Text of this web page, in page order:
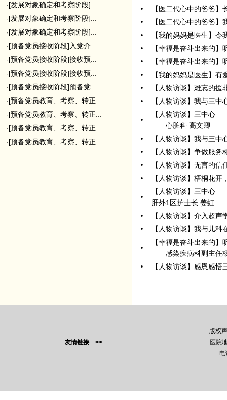
·[发展对象确定和考察阶段]...
·[发展对象确定和考察阶段]...
·[发展对象确定和考察阶段]...
·[预备党员接收阶段]入党介...
·[预备党员接收阶段]接收预...
·[预备党员接收阶段]接收预...
·[预备党员接收阶段]预备党...
·[预备党员教育、考察、转正...
·[预备党员教育、考察、转正...
·[预备党员教育、考察、转正...
·[预备党员教育、考察、转正...
• 【医二代心中的爸爸
• 【医二代心中的爸爸
• 【我的妈妈是医生】
• 【幸福是奋斗出来的
• 【幸福是奋斗出来的
• 【我的妈妈是医生】
• 【人物访谈】难忘的
• 【人物访谈】我与三
•
【人物访谈】三中心
——心脏科 高文卿
• 【人物访谈】我与三
• 【人物访谈】争做服
• 【人物访谈】无言的
• 【人物访谈】梧桐花
•
【人物访谈】三中心
肝外1区护士长 姜虹
• 【人物访谈】介入超
• 【人物访谈】我与儿
•
【幸福是奋斗出来的
——感染疾病科副主任
• 【人物访谈】感恩感
友情链接 >>
版权
医院